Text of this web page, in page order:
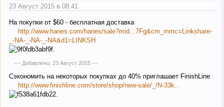
23 Август 2015 в 08:41
На покупки от $60 - бесплатная доставка
http://www.hanes.com/hanes/sale?mid...7Fg&cm_mmc=Linkshare-
_-NA-_-NA-_-NA&d1=LINKSH
--- Добавлено, 23 Август 2015---
Сэкономить на некоторых покупках до 40% приглашает FinishLine
http://www.finishline.com/store/shop/new-sale/_/N-33k..